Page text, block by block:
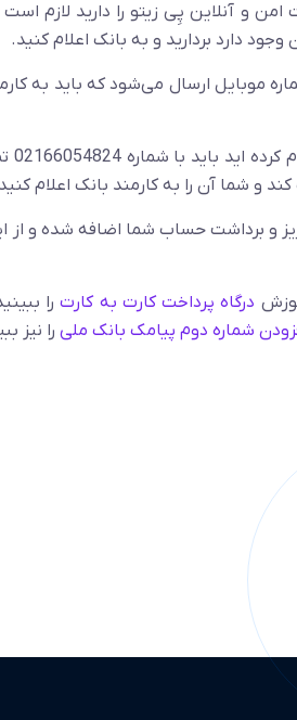
و آنلاین پِی زیتو را دارید لازم
دارد بردارید و به بانک اعلام کنید.
ارسال می‌شود که باید به
و شما آن را به کارمند بانک اعلام
و برداشت حساب شما اضافه شده و از
درگاه پرداخت کارت به کارترا
شماره دوم پیامک بانک ملی را نیز